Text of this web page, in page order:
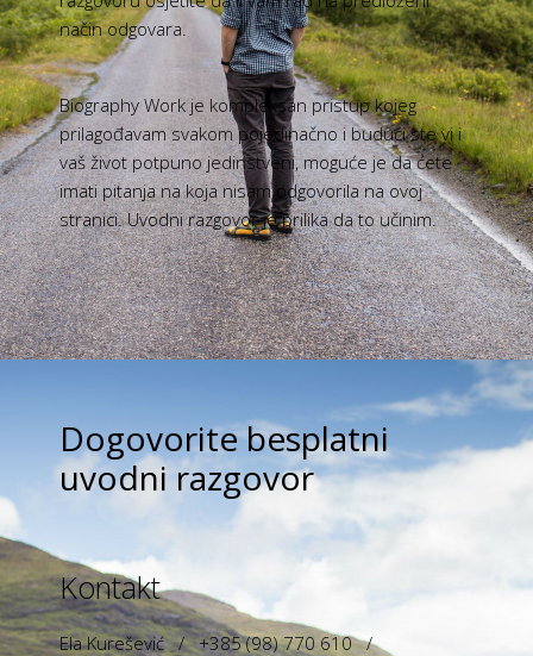
način odgovara.
Biography Work je kompleksan pristup kojeg
prilagođavam svakom pojedinačno i budući ste vi i
vaš život potpuno jedinstveni, moguće je da ćete
imati pitanja na koja nisam odgovorila na ovoj
stranici. Uvodni razgovor je prilika da to učinim.
Dogovorite besplatni
uvodni razgovor
Kontakt
Ela Kurešević / +385 (98) 770 610 /